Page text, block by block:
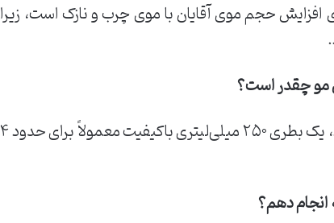
افزایش حجم موی آقایان با موی چرب و نازک است، زیرا
اگر در منزل و به صورت ماهانه استفاده شود، یک بطری ۲۵۰ میلی‌لیتری باکیفیت معمولاً برای حدود ۴